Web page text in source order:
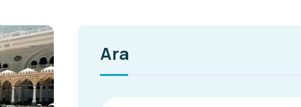
Ara